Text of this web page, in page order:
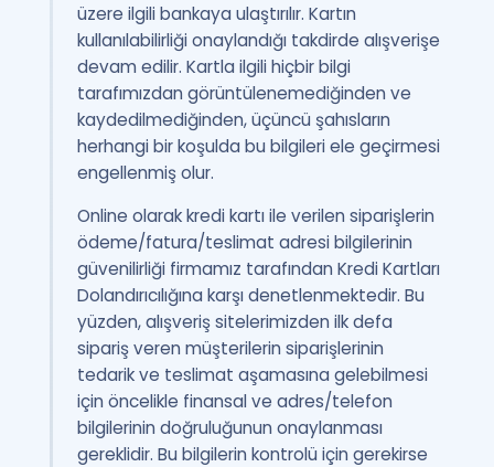
üzere ilgili bankaya ulaştırılır. Kartın
kullanılabilirliği onaylandığı takdirde alışverişe
devam edilir. Kartla ilgili hiçbir bilgi
tarafımızdan görüntülenemediğinden ve
kaydedilmediğinden, üçüncü şahısların
herhangi bir koşulda bu bilgileri ele geçirmesi
engellenmiş olur.
Online olarak kredi kartı ile verilen siparişlerin
ödeme/fatura/teslimat adresi bilgilerinin
güvenilirliği firmamız tarafından Kredi Kartları
Dolandırıcılığına karşı denetlenmektedir. Bu
yüzden, alışveriş sitelerimizden ilk defa
sipariş veren müşterilerin siparişlerinin
tedarik ve teslimat aşamasına gelebilmesi
için öncelikle finansal ve adres/telefon
bilgilerinin doğruluğunun onaylanması
gereklidir. Bu bilgilerin kontrolü için gerekirse